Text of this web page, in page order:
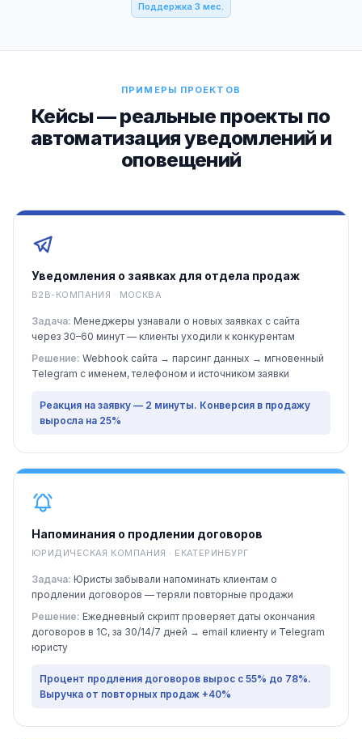
Поддержка 3 мес.
ПРИМЕРЫ ПРОЕКТОВ
Кейсы — реальные проекты по
автоматизация уведомлений и
оповещений
Уведомления о заявках для отдела продаж
B2B-КОМПАНИЯ · МОСКВА
Задача: Менеджеры узнавали о новых заявках с сайта
через 30–60 минут — клиенты уходили к конкурентам
Решение: Webhook сайта → парсинг данных → мгновенный
Telegram с именем, телефоном и источником заявки
Реакция на заявку — 2 минуты. Конверсия в продажу
выросла на 25%
Напоминания о продлении договоров
ЮРИДИЧЕСКАЯ КОМПАНИЯ · ЕКАТЕРИНБУРГ
Задача: Юристы забывали напоминать клиентам о
продлении договоров — теряли повторные продажи
Решение: Ежедневный скрипт проверяет даты окончания
договоров в 1С, за 30/14/7 дней → email клиенту и Telegram
юристу
Процент продления договоров вырос с 55% до 78%.
Выручка от повторных продаж +40%